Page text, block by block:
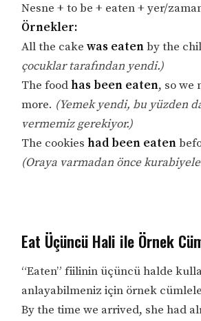
Nesne + to be + eaten + yer/
Örnekler:
All the cakewas eatenby the
çocuklar tarafından yendi.)
The foodhas been eaten, so we
more. (Yemek yendi, bu yüzden
vermemiz gerekiyor.)
The cookieshad been eaten
(Oraya varmadan önce
Eat Üçüncü Hali ile Örnek
“Eaten” fiilinin üçüncü halde
anlayabilmeniz için örnek
By the time we arrived, she had